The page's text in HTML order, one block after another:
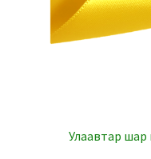
Улаавтар шар